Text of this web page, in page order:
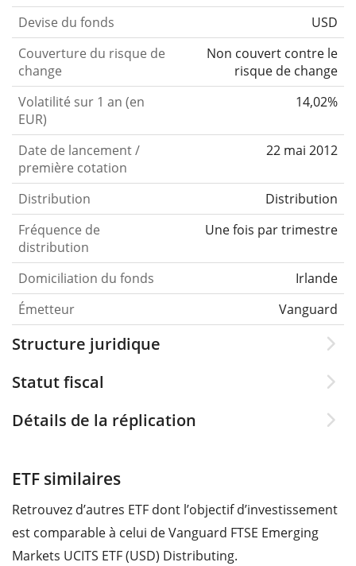
Devise du fonds
USD
Couverture du risque de
change
Non couvert contre le
risque de change
Volatilité sur 1 an (en
EUR)
14,02%
Date de lancement /
première cotation
22 mai 2012
Distribution
Distribution
Fréquence de
distribution
Une fois par trimestre
Domiciliation du fonds
Irlande
Émetteur
Vanguard
Structure juridique
Statut fiscal
Détails de la réplication
ETF similaires
Retrouvez d’autres ETF dont l’objectif d’investissement
est comparable à celui de Vanguard FTSE Emerging
Markets UCITS ETF (USD) Distributing.